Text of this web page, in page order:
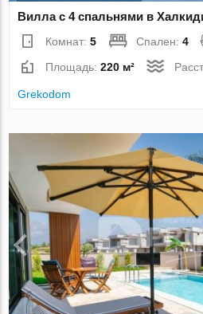
Вилла с 4 спальнями в
Комнат:5 Спален:4
Площадь:220 м²
Grekodom